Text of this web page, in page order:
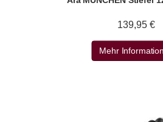
139,95 €
Mehr